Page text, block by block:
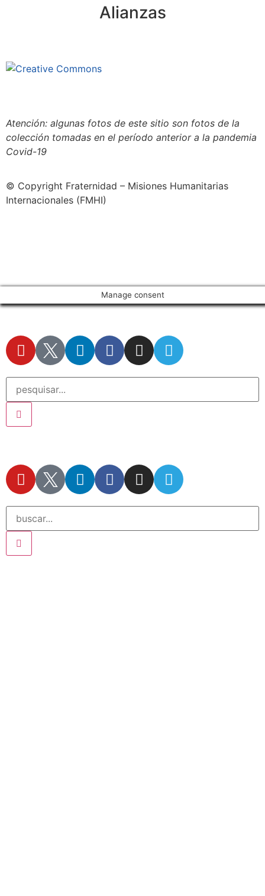
Alianzas
Atención: algunas fotos de este sitio son fotos de la
colección tomadas en el período anterior a la pandemia
Covid-19
© Copyright Fraternidad – Misiones Humanitarias
Internacionales (FMHI)
Manage consent